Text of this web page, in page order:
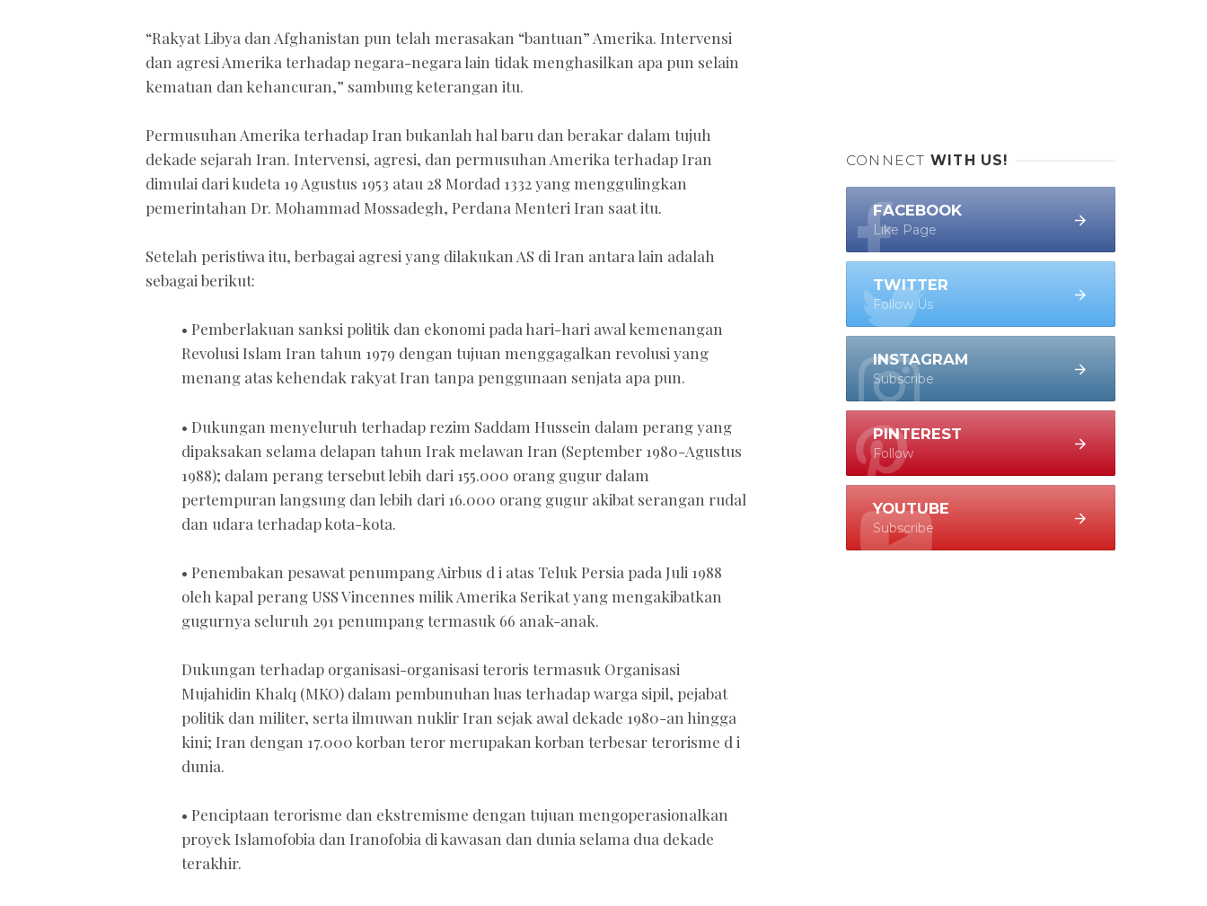
“Rakyat Libya dan Afghanistan pun telah merasakan “bantuan” Amerika. Intervensi
dan agresi Amerika terhadap negara-negara lain tidak menghasilkan apa pun selain
kematıan dan kehancuran,” sambung keterangan itu.
Permusuhan Amerika terhadap Iran bukanlah hal baru dan berakar dalam tujuh
dekade sejarah Iran. Intervensi, agresi, dan permusuhan Amerika terhadap Iran
dimulai dari kudeta 19 Agustus 1953 atau 28 Mordad 1332 yang menggulingkan
pemerintahan Dr. Mohammad Mossadegh, Perdana Menteri Iran saat itu.
Setelah peristiwa itu, berbagai agresi yang dilakukan AS di Iran antara lain adalah
sebagai berikut:
• Pemberlakuan sanksi politik dan ekonomi pada hari-hari awal kemenangan
Revolusi Islam Iran tahun 1979 dengan tujuan menggagalkan revolusi yang
menang atas kehendak rakyat Iran tanpa penggunaan senjata apa pun.
• Dukungan menyeluruh terhadap rezim Saddam Hussein dalam perang yang
dipaksakan selama delapan tahun Irak melawan Iran (September 1980-Agustus
1988); dalam perang tersebut lebih dari 155.000 orang gugur dalam
pertempuran langsung dan lebih dari 16.000 orang gugur akibat serangan rudal
dan udara terhadap kota-kota.
• Penembakan pesawat penumpang Airbus d i atas Teluk Persia pada Juli 1988
oleh kapal perang USS Vincennes milik Amerika Serikat yang mengakibatkan
gugurnya seluruh 291 penumpang termasuk 66 anak-anak.
Dukungan terhadap organisasi-organisasi teroris termasuk Organisasi
Mujahidin Khalq (MKO) dalam pembunuhan luas terhadap warga sipil, pejabat
politik dan militer, serta ilmuwan nuklir Iran sejak awal dekade 1980-an hingga
kini; Iran dengan 17.000 korban teror merupakan korban terbesar terorisme d i
dunia.
• Penciptaan terorisme dan ekstremisme dengan tujuan mengoperasionalkan
proyek Islamofobia dan Iranofobia di kawasan dan dunia selama dua dekade
terakhir.
CONNECT WITH US!
FACEBOOK
Like Page
TWITTER
Follow Us
INSTAGRAM
Subscribe
PINTEREST
Follow
YOUTUBE
Subscribe